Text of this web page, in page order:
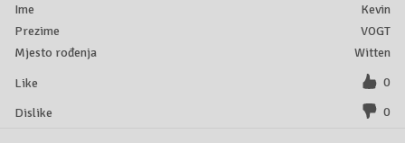
Kevin
VOGT
Witten
0
0